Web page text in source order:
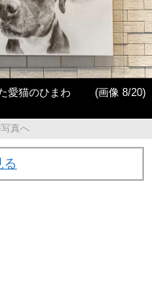
愛猫のひまわ
(画像 8/20)
真へ
る